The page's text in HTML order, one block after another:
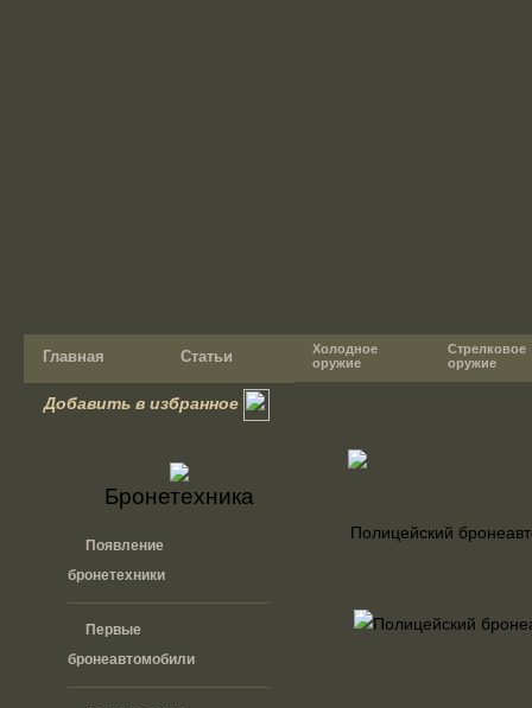
Главная Статьи
Холодное
оружие
Стрелковое
оружие
Добавить в избранное
Бронетехника
Появление
бронетехники
Первые
бронеавтомобили
Полицейский